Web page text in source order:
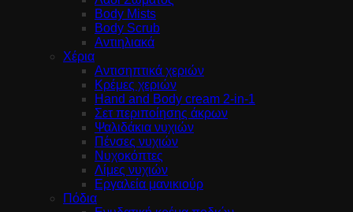
Body Mists
Body Scrub
Αντιηλιακά
Χέρια
Αντισηπτικά χεριών
Κρέμες χεριών
Hand and Body cream 2-in-1
Σετ περιποίησης άκρων
Ψαλιδάκια νυχιών
Πένσες νυχιών
Νυχοκόπτες
Λίμες νυχιών
Εργαλεία μανικιούρ
Πόδια